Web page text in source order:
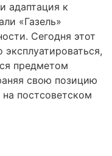
адаптация к
«Газель»
Сегодня этот
предметом
свою позицию
постсоветском